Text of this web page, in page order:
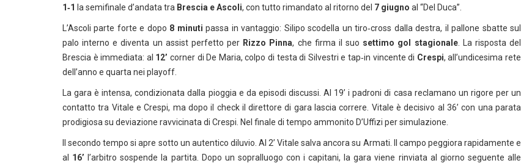
1‑1 la semifinale d’andata tra Brescia e Ascoli, con tutto rimandato al ritorno del 7 giugno al “Del Duca”.
L’Ascoli parte forte e dopo 8 minuti passa in vantaggio: Silipo scodella un tiro‑cross dalla destra, il pallone sbatte sul
palo interno e diventa un assist perfetto per Rizzo Pinna, che firma il suo settimo gol stagionale. La risposta del
Brescia è immediata: al 12’ corner di De Maria, colpo di testa di Silvestri e tap‑in vincente di Crespi, all’undicesima rete
dell’anno e quarta nei playoff.
La gara è intensa, condizionata dalla pioggia e da episodi discussi. Al 19’ i padroni di casa reclamano un rigore per un
contatto tra Vitale e Crespi, ma dopo il check il direttore di gara lascia correre. Vitale è decisivo al 36’ con una parata
prodigiosa su deviazione ravvicinata di Crespi. Nel finale di tempo ammonito D’Uffizi per simulazione.
Il secondo tempo si apre sotto un autentico diluvio. Al 2’ Vitale salva ancora su Armati. Il campo peggiora rapidamente e
al 16’ l’arbitro sospende la partita. Dopo un sopralluogo con i capitani, la gara viene rinviata al giorno seguente alle